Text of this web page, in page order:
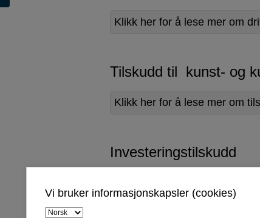
Klikk her for å lese mer om
Tilskudd til kunst- og
Klikk her for å lese mer om
Investeringstilskudd
Vi bruker informasjonskapsler (cookies)